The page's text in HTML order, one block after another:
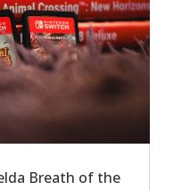
Breath of the